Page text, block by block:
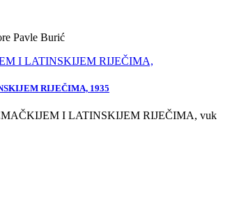
Pavle Burić
RIJEČIMA, 1935
I LATINSKIJEM RIJEČIMA, vuk